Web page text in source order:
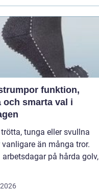
funktion,
och smarta val i
tunga eller svullna
vanligare än många tror.
arbetsdagar på hårda golv,